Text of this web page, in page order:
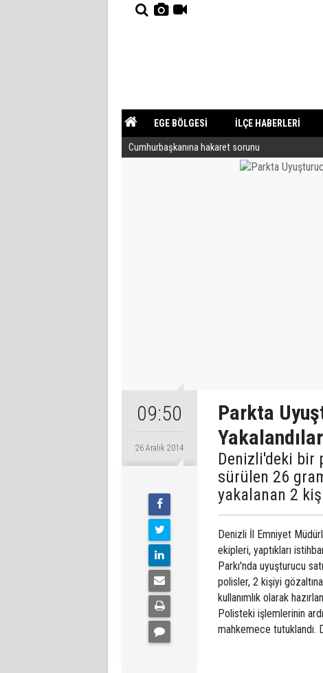
EGE BÖLGESİ İLÇE HABERLERİ
YAZARLAR GÜNDEM
Cumhurbaşkanına hakaret sorunu
09:50
26 Aralık 2014
Parkta
Denizli'deki bir
sürülen 26
yakalanan 2
Denizli İl Emniyet
ekipleri, yaptıkları
Parkı'nda uyuşturucu
polisler, 2 kişiyi
kullanımlık olarak
Polisteki işlemlerinin
mahkemece tutuklandı.